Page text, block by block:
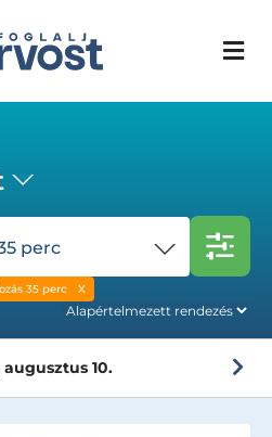
perc
35 perc
augusztus 10.